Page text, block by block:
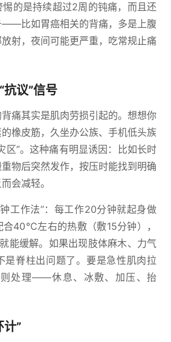
的是持续超过2周的钝痛，而且还
——比如胃癌相关的背痛，多是上腹
射，夜间可能更严重，吃常规止痛
抗议”信号
痛其实是肌肉劳损引起的。想想你
橡皮筋，久坐办公族、手机低头族
区”。这种痛有明显诱因：比如长时
物后突然发作，按压时能找到明确
会减轻。
工作法”：每工作20分钟就起身做
合40℃左右的热敷（敷15分钟），
能缓解。如果出现肢体麻木、力气
是脊柱出问题了。要是急性肌肉拉
则处理——休息、冰敷、加压、抬
计”